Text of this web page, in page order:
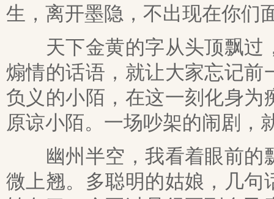
生，离开墨隐，不出现在你们
天下金黄的字从头顶飘过
煽情的话语，就让大家忘记
负义的小陌，在这一刻化身
原谅小陌。一场吵架的闹剧，
幽州半空，我看着眼前的
微上翘。多聪明的姑娘，几